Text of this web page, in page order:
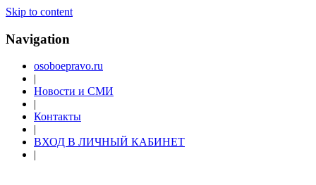
Skip to content
Navigation
osoboepravo.ru
|
Новости и СМИ
|
Контакты
|
ВХОД В ЛИЧНЫЙ КАБИНЕТ
|